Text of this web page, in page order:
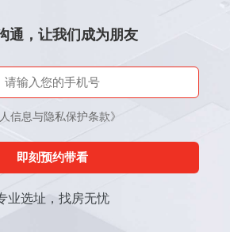
通，让我们成为朋友
信息与隐私保护条款》
即刻预约带看
业选址，找房无忧